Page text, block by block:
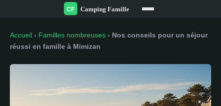
Accueil › Familles nombreuses › Nos conseils pour un séjour
réussi en famille à Mimizan